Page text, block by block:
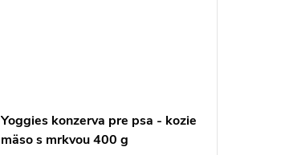
Yoggies konzerva pre psa - kozie
mäso s mrkvou 400 g